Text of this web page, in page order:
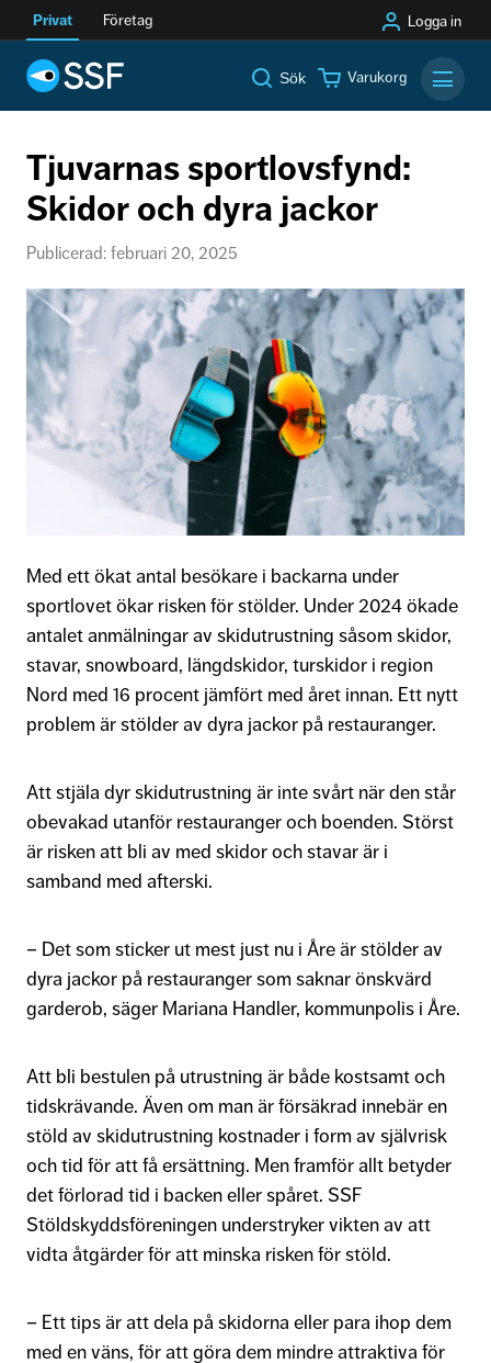
Privat Företag Logga in
Sök Varukorg
Tjuvarnas sportlovsfynd:
Skidor och dyra jackor
Publicerad: februari 20, 2025
Med ett ökat antal besökare i backarna under
sportlovet ökar risken för stölder. Under 2024 ökade
antalet anmälningar av skidutrustning såsom skidor,
stavar, snowboard, längdskidor, turskidor i region
Nord med 16 procent jämfört med året innan. Ett nytt
problem är stölder av dyra jackor på restauranger.
Att stjäla dyr skidutrustning är inte svårt när den står
obevakad utanför restauranger och boenden. Störst
är risken att bli av med skidor och stavar är i
samband med afterski.
– Det som sticker ut mest just nu i Åre är stölder av
dyra jackor på restauranger som saknar önskvärd
garderob, säger Mariana Handler, kommunpolis i Åre.
Att bli bestulen på utrustning är både kostsamt och
tidskrävande. Även om man är försäkrad innebär en
stöld av skidutrustning kostnader i form av självrisk
och tid för att få ersättning. Men framför allt betyder
det förlorad tid i backen eller spåret. SSF
Stöldskyddsföreningen understryker vikten av att
vidta åtgärder för att minska risken för stöld.
– Ett tips är att dela på skidorna eller para ihop dem
med en väns, för att göra dem mindre attraktiva för